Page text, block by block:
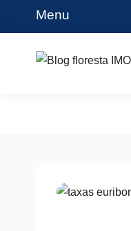
Menu
Blog